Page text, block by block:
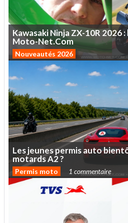
KawasakiNinjaZX-10R2026:
Moto-Net.Com
Nouveautés 2026
Lesjeunespermisauto
motardsA2?
Permis moto 1 commentaire